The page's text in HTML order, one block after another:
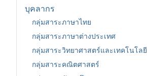
บุคลากร
กลุ่มสาระภาษาไทย
กลุ่มสาระภาษาต่างประเทศ
กลุ่มสาระวิทยาศาสตร์และเทคโนโลยี
กลุ่มสาระคณิตศาสตร์